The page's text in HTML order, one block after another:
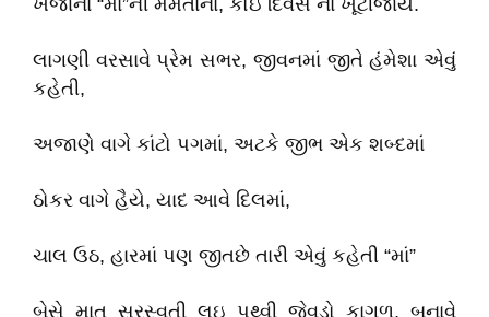
ખજાના “માં”ની મમતાના, કોઇ દિવસ ના ખૂટીજાય.
લાગણી વરસાવે પ્રેમ સભર, જીવનમાં જીતે હંમેશા એવું
કહેતી,
અજાણે વાગે કાંટો પગમાં, અટકે જીભ એક શબ્દમાં
ઠોકર વાગે હૈયે, યાદ આવે દિલમાં,
ચાલ ઉઠ, હારમાં પણ જીતછે તારી એવું કહેતી “માં”
બેસે માત સરસ્વતી લઇ પૃથ્વી જેવડો કાગળ, બનાવે